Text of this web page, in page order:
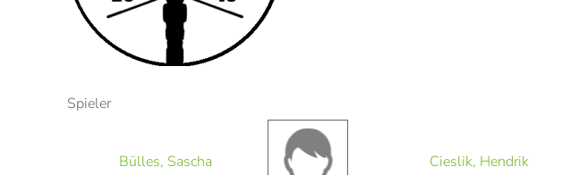
Spieler
Bülles, Sascha Cieslik, Hendrik